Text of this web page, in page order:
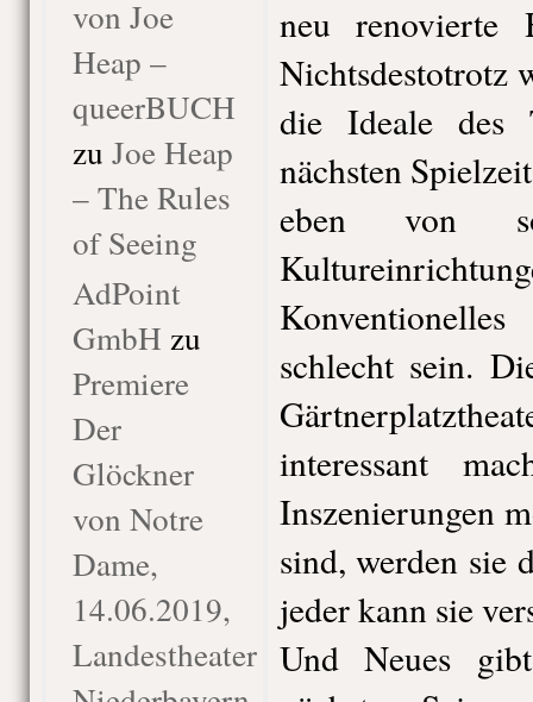
von Joe
Heap –
queerBUCH
zu Joe Heap
– The Rules
of Seeing
AdPoint
GmbH zu
Premiere
Der
Glöckner
von Notre
Dame,
14.06.2019,
Landestheater
neu renovierte
Nichtsdestotrotz
die Ideale des
nächsten
eben von
schlecht sein.
interessant
Inszenierungen
sind, werden sie
jeder kann sie
Und Neues